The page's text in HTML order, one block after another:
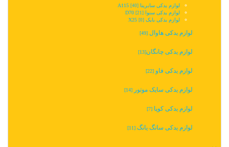
لوازم یدکی سابرینا A115 [40]
لوازم یدکی سنوا D70 [21]
لوازم یدکی بایک X25 [0]
لوازم یدکی هاوال [49]
لوازم یدکی چانگان‬‎[13]
لوازم یدکی فاو [22]
لوازم یدکی سایک موتور [14]
لوازم یدکی کوپا [7]
لوازم یدکی سانگ یانگ [11]